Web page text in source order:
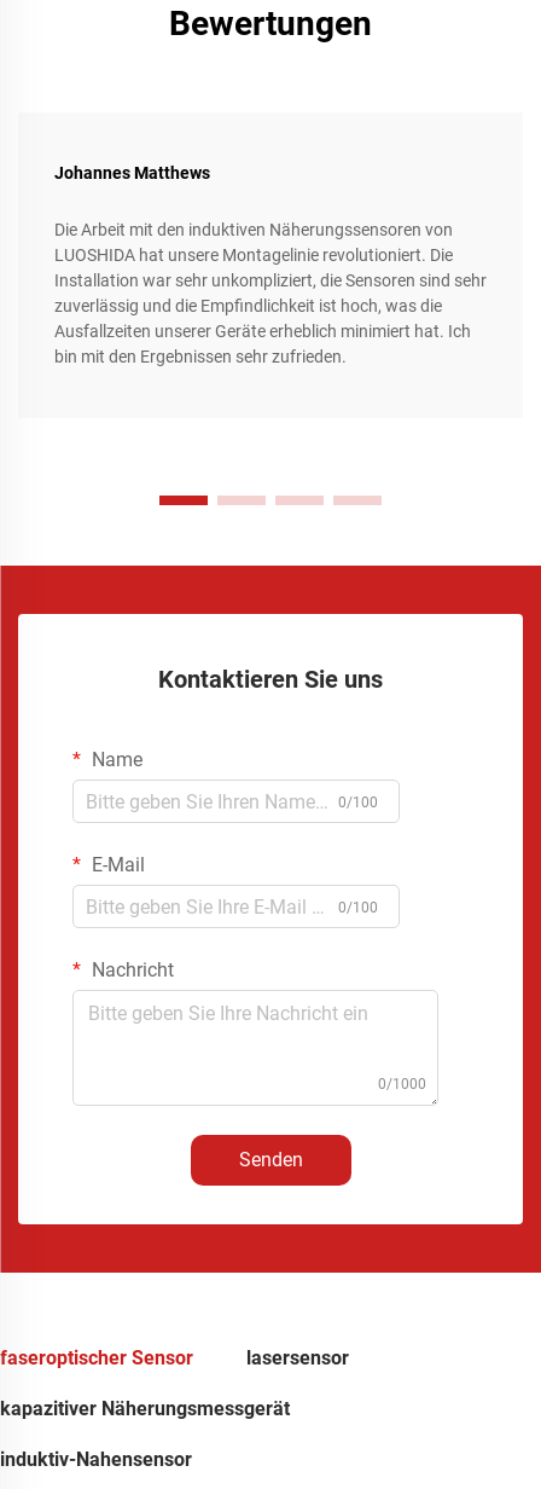
Bewertungen
Johannes Matthews
Die Arbeit mit den induktiven Näherungssensoren von
LUOSHIDA hat unsere Montagelinie revolutioniert. Die
Installation war sehr unkompliziert, die Sensoren sind sehr
zuverlässig und die Empfindlichkeit ist hoch, was die
Ausfallzeiten unserer Geräte erheblich minimiert hat. Ich
bin mit den Ergebnissen sehr zufrieden.
Kontaktieren Sie uns
Name
0/100
E-Mail
0/100
Nachricht
0/1000
Senden
faseroptischer Sensor lasersensor
kapazitiver Näherungsmessgerät
induktiv-Nahensensor